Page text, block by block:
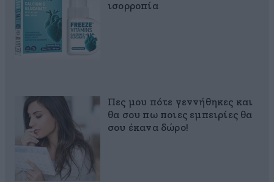
ισορροπία
Πες μου πότε γεννήθηκες και
θα σου πω ποιες εμπειρίες θα
σου έκανα δώρο!